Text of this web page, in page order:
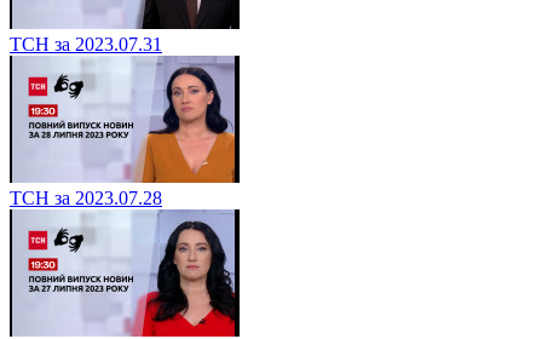
ТСН за 2023.07.31
ТСН за 2023.07.28